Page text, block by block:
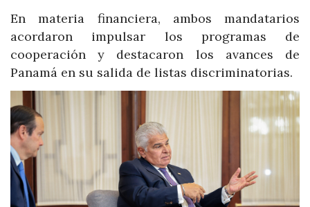
En materia financiera, ambos mandatarios
acordaron impulsar los programas de
cooperación y destacaron los avances de
Panamá en su salida de listas discriminatorias.